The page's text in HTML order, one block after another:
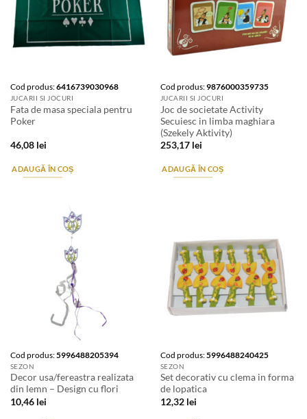
Cod produs:6416739030968
JUCARII SI JOCURI
Fata de masa speciala pentru
Poker
46,08 lei
ADAUGĂ ÎN COȘ
Cod produs:9876000359735
JUCARII SI JOCURI
Joc de societate Activity
Secuiesc in limba maghiara
(Szekely Aktivity)
253,17 lei
ADAUGĂ ÎN COȘ
Cod produs:5996488205394
SEZON
Decor usa/fereastra realizata
din lemn – Design cu flori
10,46 lei
Cod produs:5996488240425
SEZON
Set decorativ cu clema in forma
de lopatica
12,32 lei